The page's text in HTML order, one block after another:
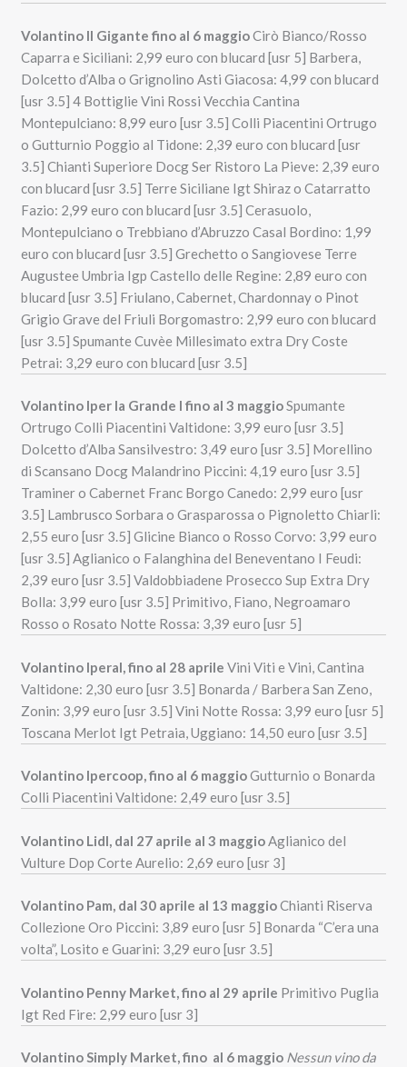
Volantino Il Gigante fino al 6 maggioCirò Bianco/Rosso
Caparra e Siciliani: 2,99 euro con blucard [usr 5] Barbera,
Dolcetto d’Alba o Grignolino Asti Giacosa: 4,99 con blucard
[usr 3.5] 4 Bottiglie Vini Rossi Vecchia Cantina
Montepulciano: 8,99 euro [usr 3.5]Colli Piacentini Ortrugo
o Gutturnio Poggio al Tidone: 2,39 euro con blucard [usr
3.5] Chianti Superiore Docg Ser Ristoro La Pieve: 2,39 euro
con blucard [usr 3.5] Terre Siciliane Igt Shiraz o Catarratto
Fazio: 2,99 euro con blucard [usr 3.5] Cerasuolo,
Montepulciano o Trebbiano d’Abruzzo Casal Bordino: 1,99
euro con blucard [usr 3.5] Grechetto o Sangiovese Terre
Augustee Umbria Igp Castello delle Regine: 2,89 euro con
blucard [usr 3.5] Friulano, Cabernet, Chardonnay o Pinot
Grigio Grave del Friuli Borgomastro: 2,99 euro con blucard
[usr 3.5] Spumante Cuvèe Millesimato extra Dry Coste
Petrai: 3,29 euro con blucard [usr 3.5]
Volantino Iper la Grande I fino al 3 maggioSpumante
Ortrugo Colli Piacentini Valtidone: 3,99 euro [usr 3.5]
Dolcetto d’Alba Sansilvestro: 3,49 euro [usr 3.5] Morellino
di Scansano Docg Malandrino Piccini: 4,19 euro [usr 3.5]
Traminer o Cabernet Franc Borgo Canedo: 2,99 euro [usr
3.5] Lambrusco Sorbara o Grasparossa o Pignoletto Chiarli:
2,55 euro [usr 3.5] Glicine Bianco o Rosso Corvo: 3,99 euro
[usr 3.5] Aglianico o Falanghina del Beneventano I Feudi:
2,39 euro [usr 3.5] Valdobbiadene Prosecco Sup Extra Dry
Bolla: 3,99 euro [usr 3.5] Primitivo, Fiano, Negroamaro
Rosso o Rosato Notte Rossa: 3,39 euro [usr 5]
Volantino Iperal, fino al 28 aprile Vini Viti e Vini, Cantina
Valtidone: 2,30 euro [usr 3.5] Bonarda / Barbera San Zeno,
Zonin: 3,99 euro [usr 3.5] Vini Notte Rossa: 3,99 euro [usr 5]
Toscana Merlot Igt Petraia, Uggiano: 14,50 euro [usr 3.5]
Volantino Ipercoop, fino al 6 maggioGutturnio o Bonarda
Colli Piacentini Valtidone: 2,49 euro [usr 3.5]
Volantino Lidl, dal 27 aprile al 3 maggioAglianico del
Vulture Dop Corte Aurelio: 2,69 euro [usr 3]
Volantino Pam, dal 30 aprile al 13 maggioChianti Riserva
Collezione Oro Piccini: 3,89 euro [usr 5] Bonarda “C’era una
volta”, Losito e Guarini: 3,29 euro [usr 3.5]
Volantino Penny Market, fino al 29 aprile Primitivo Puglia
Igt Red Fire: 2,99 euro [usr 3]
Volantino Simply Market, fino al 6 maggio Nessun vino da